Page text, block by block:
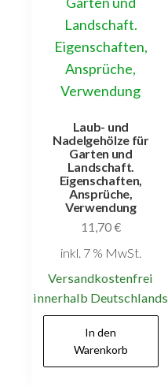
Laub- und
Nadelgehölze für
Garten und
Landschaft.
Eigenschaften,
Ansprüche,
Verwendung
11,70€
inkl. 7 % MwSt.
Versandkostenfrei
innerhalb Deutschlands
In den
Warenkorb